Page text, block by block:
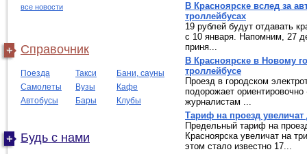
все новости
Справочник
Поезда Такси
Бани, сауны
Самолеты
Вузы
Кафе
Автобусы
Бары Клубы
Будь с нами
В Красноярске вслед за
троллейбусах
19 рублей будут отдавать
с 10 января. Напомним, 27
приня...
В Красноярске в Новому
троллейбусе
Проезд в городском
подорожает
журналистам ...
Тариф на проезд увеличат
Предельный тариф на
Красноярска увеличат на
этом стало известно 17...